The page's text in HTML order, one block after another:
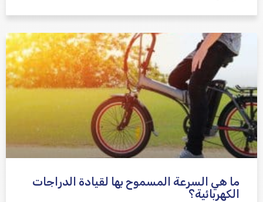
ما هي السرعة المسموح بها لقيادة الدراجات
الكهربائية؟